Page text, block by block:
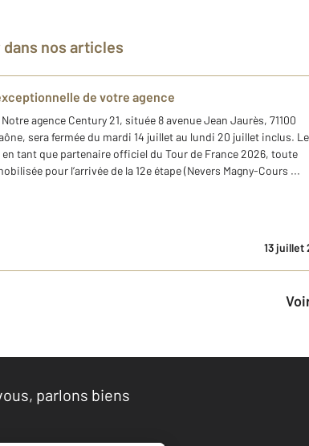
dans nos articles
de votre agence
agence Century 21, située 8 avenue Jean Jaurès, 71100
sera fermée du mardi 14 juillet au lundi 20 juillet inclus. Le
en tant que partenaire officiel du Tour de France 2026, toute
pour l’arrivée de la 12e étape (Nevers Magny-Cours ...
13 juillet
parlons biens